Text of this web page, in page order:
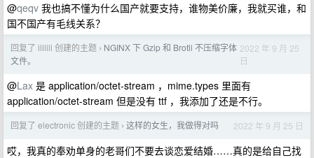
@qeqv 我也搞不懂为什么国产就要支持，谁物美价廉，我就买谁，和
国不国产有毛线关系？
回复了 ililili 创建的主题 › NGINX 下 Gzip 和 Brotli 不压缩字体
文件。
2022 年 9 月 25
日
@Lax 是 application/octet-stream ，mime.types 里面有
application/octet-stream 但是没有 ttf ，我添加了还是不行。
回复了 electronic 创建的主题 › 这样的女生，我做得对吗 2022 年 9 月 25 日
哎，我真的奉劝单身的老哥们不要去谈恋爱结婚……真的是给自己找